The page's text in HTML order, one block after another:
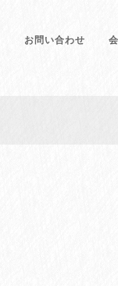
お問い合わせ